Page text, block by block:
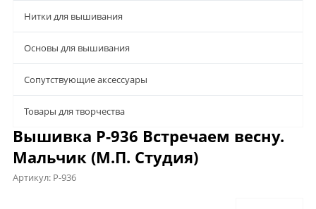
Нитки для вышивания
Основы для вышивания
Сопутствующие аксессуары
Товары для творчества
Вышивка Р-936 Встречаем весну.
Мальчик (М.П. Студия)
Артикул: Р-936